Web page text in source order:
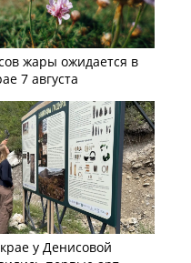
жары ожидается в
7 августа
у Денисовой